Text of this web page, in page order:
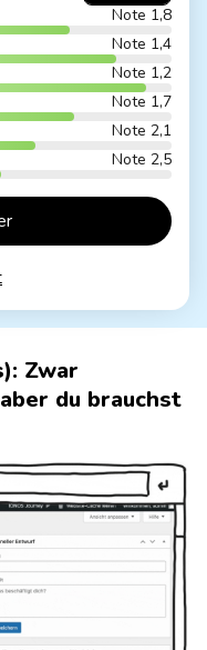
Note 1,8
Note 1,4
Note 1,2
Note 1,7
Note 2,1
Note 2,5
Zwar
du brauchst